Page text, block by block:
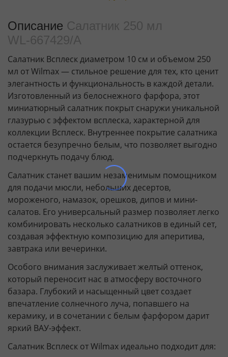
Описание Салатник 250 мл
WL‑667429/A
Салатник Всплеск диаметром 10 см и объемом 250
мл от Wilmax — стильное решение для тех, кто ценит
элегантность и функциональность в каждой детали.
Изготовленный из белоснежного фарфора, этот
миниатюрный салатник покрыт снаружи уникальной
глазурью с эффектом всплеска, характерной для
коллекции Всплеск. Внутреннее покрытие салатника
остается безупречно белым, что позволяет выгодно
подчеркнуть подачу блюд.
Салатник станет вашим незаменимым помощником
для подачи мюсли, небольших десертов,
мороженого, намазок, орешков, дипов и мини-
салатов. Его универсальный размер позволяет легко
комбинировать несколько салатников в единый сет,
создавая эффектную композицию для аперитива,
завтрака или вечеринки.
Особого внимания заслуживает желтый оттенок,
который переносит нас в атмосферу восточного
базара. Глубокий и насыщенный цвет создает
впечатление солнечного луча, попавшего на
керамику, и в сочетании с белым фарфором дарит
яркий ВАУ-эффект.
Салатник Всплеск от Wilmax идеально подходит для: